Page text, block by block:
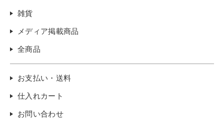
雑貨
メディア掲載商品
全商品
お支払い・送料
仕入れカート
お問い合わせ